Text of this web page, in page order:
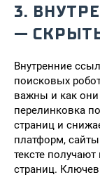
3.
—
Внутренние
поисковых
важны и как
перелинковка
страниц и
платформ,
тексте
страниц.